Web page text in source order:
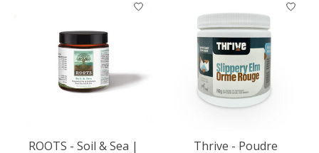
ROOTS - Soil & Sea |
Thrive - Poudre